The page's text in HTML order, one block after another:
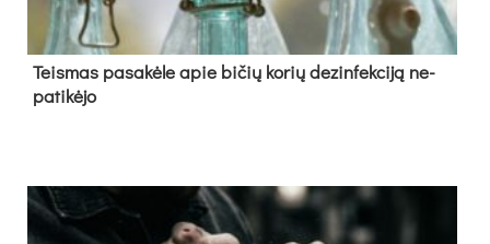
Teis­mas pa­sa­kė­le apie bi­čių ko­rių de­zin­fek­ci­ją ne­
pa­ti­kė­jo